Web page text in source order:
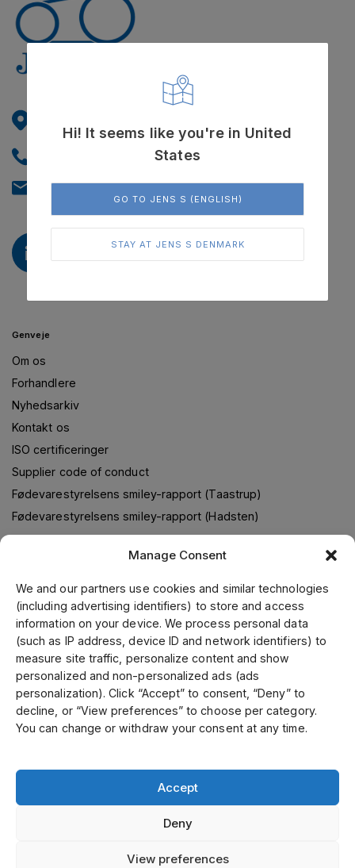
Manage Consent
We and our partners use cookies and similar technologies
(including advertising identifiers) to store and access
information on your device. We process personal data
(such as IP address, device ID and network identifiers) to
measure site traffic, personalize content and show
personalized and non-personalized ads (ads
personalization). Click “Accept” to consent, “Deny” to
decline, or “View preferences” to choose per category.
You can change or withdraw your consent at any time.
Accept
Deny
View preferences
Over Hadstenvej 38-40, 8370 Hadsten
info@jens-s.dk
Genveje
Om os
Forhandlere
Nyhedsarkiv
Kontakt os
ISO certificeringer
Supplier code of conduct
Fødevarestyrelsens smiley-rapport (Taastrup)
Fødevarestyrelsens smiley-rapport (Hadsten)
Om os
Jens S. Transmissioner leverer transmissionsløsninger i
samarbejde med verdens førende leverandører. Gennem
vores førende position i Skandinavien, samt fokus på kvalitet
og kundeservice, kan vi tilbyde et bredt sortiment til
konkurrencedygtige priser. Vi fremstiller kunde- og
specialtilpassede produkter på vores mekaniske værksted.
Vi er certificeret inden for ISO 9001, 14001 og 45001.
Select country
Ophavsret 2026 Jens S Denmark alle rettigheder forbeholdes
Hi! It seems like you're in United
States
GO TO JENS S (ENGLISH)
STAY AT JENS S DENMARK